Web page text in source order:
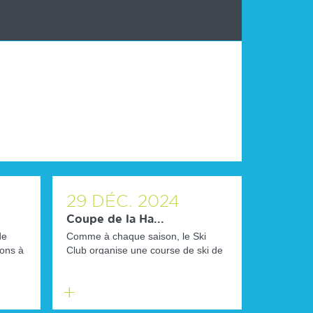
à
29 DÉC. 2024
Coupe de la Ha...
Comme à chaque saison, le Ski
Club organise une course de ski de
En